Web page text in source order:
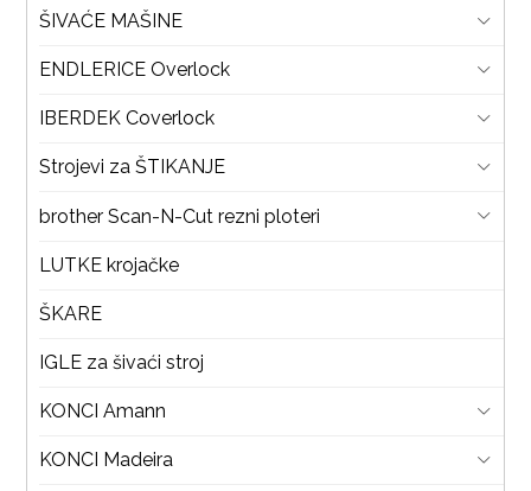
ŠIVAĆE MAŠINE
ENDLERICE Overlock
IBERDEK Coverlock
Strojevi za ŠTIKANJE
brother Scan-N-Cut rezni ploteri
LUTKE krojačke
ŠKARE
IGLE za šivaći stroj
KONCI Amann
KONCI Madeira